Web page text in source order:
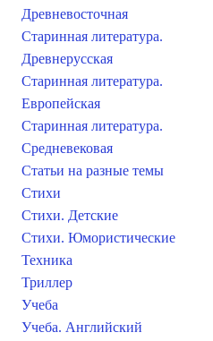
Древневосточная
Старинная литература.
Древнерусская
Старинная литература.
Европейская
Старинная литература.
Средневековая
Статьи на разные темы
Стихи
Стихи. Детские
Стихи. Юмористические
Техника
Триллер
Учеба
Учеба. Английский